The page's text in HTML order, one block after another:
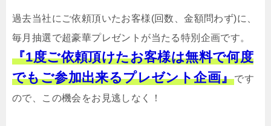
過去当社にご依頼頂いたお客様(回数、金額問わず)に、
毎月抽選で超豪華プレゼントが当たる特別企画です。
『1度ご依頼頂けたお客様は無料で何度
でもご参加出来るプレゼント企画』です
ので、この機会をお見逃しなく！